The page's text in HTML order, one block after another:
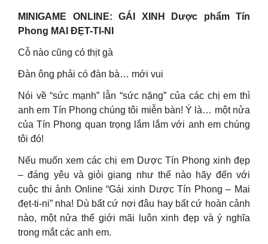
MINIGAME ONLINE: GÁI XINH Dược phẩm Tín
Phong MAI ĐẸT-TI-NI
Cỗ nào cũng có thịt gà
Đàn ông phải có đàn bà… mới vui
Nói về “sức mạnh” lẫn “sức nặng” của các chị em thì
anh em Tín Phong chúng tôi miễn bàn! Ý là… một nửa
của Tín Phong quan trọng lắm lắm với anh em chúng
tôi đó!
Nếu muốn xem các chị em Dược Tín Phong xinh đẹp
– đáng yêu và giỏi giang như thế nào hãy đến với
cuộc thi ảnh Online “Gái xinh Dược Tín Phong – Mai
đẹt-ti-ni” nha! Dù bất cứ nơi đâu hay bất cứ hoàn cảnh
nào, một nửa thế giới mãi luôn xinh đẹp và ý nghĩa
trong mắt các anh em.